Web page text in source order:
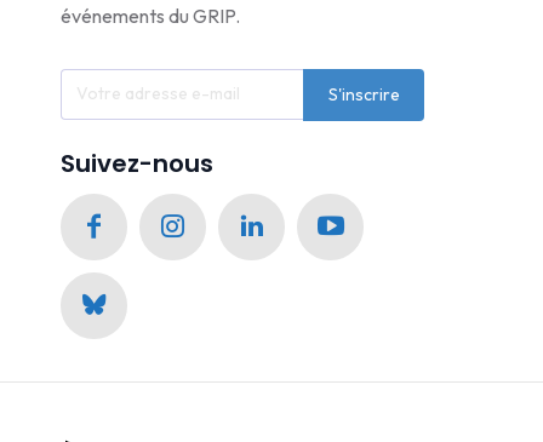
événements du GRIP.
S'inscrire
Suivez-nous